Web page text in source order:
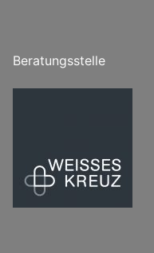
Beratungsstelle